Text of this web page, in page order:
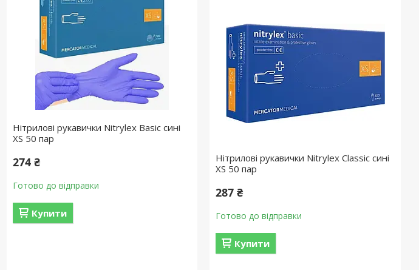
Нітрилові рукавички Nitrylex Basic сині
XS 50 пар
274 ₴
Готово до відправки
Купити
Нітрилові рукавички Nitrylex Classic сині
XS 50 пар
287 ₴
Готово до відправки
Купити